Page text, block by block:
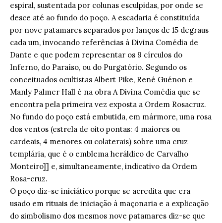
espiral, sustentada por colunas esculpidas, por onde se
desce até ao fundo do poço. A escadaria é constituída
por nove patamares separados por lanços de 15 degraus
cada um, invocando referências à Divina Comédia de
Dante e que podem representar os 9 círculos do
Inferno, do Paraíso, ou do Purgatório. Segundo os
conceituados ocultistas Albert Pike, René Guénon e
Manly Palmer Hall é na obra A Divina Comédia que se
encontra pela primeira vez exposta a Ordem Rosacruz.
No fundo do poço está embutida, em mármore, uma rosa
dos ventos (estrela de oito pontas: 4 maiores ou
cardeais, 4 menores ou colaterais) sobre uma cruz
templária, que é o emblema heráldico de Carvalho
Monteiro]] e, simultaneamente, indicativo da Ordem
Rosa-cruz.
O poço diz-se iniciático porque se acredita que era
usado em rituais de iniciação à maçonaria e a explicação
do simbolismo dos mesmos nove patamares diz-se que